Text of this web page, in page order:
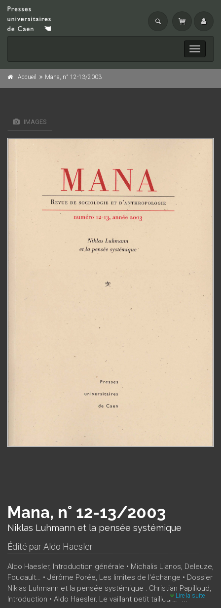
Toggle
Accueil Mana, n° 12-13/2003
IMAGES
Mana, n° 12-13/2003
Niklas Luhmann et la pensée systémique
Édité parAldo Haesler
Aldo Haesler, Introduction générale • Michalis Lianos, Deleuze,
Foucault… • Jérôme Porée, Les limites de l'échange • Dossier
Niklas Luhmann et la pensée systémique : Christian Papilloud,
Introduction • Aldo Haesler, Le vaillant petit tailleur… •...Lire la suite